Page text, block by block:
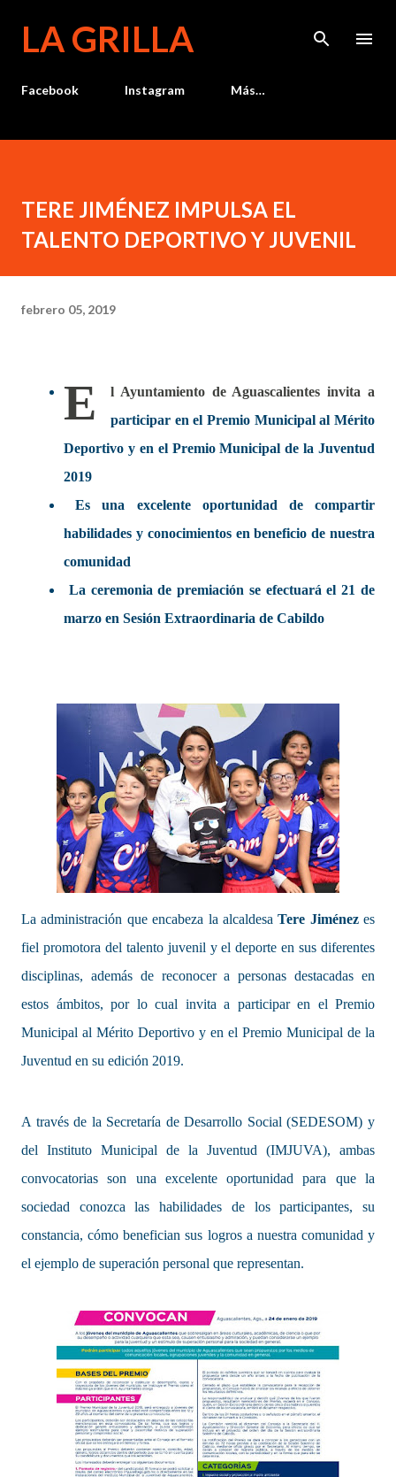
LA GRILLA
Facebook Instagram Más…
TERE JIMÉNEZ IMPULSA EL
TALENTO DEPORTIVO Y JUVENIL
febrero 05, 2019
E
l Ayuntamiento de Aguascalientes invita a
participar en el Premio Municipal al Mérito
Deportivo y en el Premio Municipal de la Juventud
2019
Es una excelente oportunidad de compartir
habilidades y conocimientos en beneficio de nuestra
comunidad
La ceremonia de premiación se efectuará el 21 de
marzo en Sesión Extraordinaria de Cabildo
La administración que encabeza la alcaldesaTere Jiménezes
fiel promotora del talento juvenil y el deporte en sus diferentes
disciplinas, además de reconocer a personas destacadas en
estos ámbitos, por lo cual invita a participar en el Premio
Municipal al Mérito Deportivo y en el Premio Municipal de la
Juventud en su edición 2019.
A través de la Secretaría de Desarrollo Social (SEDESOM) y
del Instituto Municipal de la Juventud (IMJUVA), ambas
convocatorias son una excelente oportunidad para que la
sociedad conozca las habilidades de los participantes, su
constancia, cómo benefician sus logros a nuestra comunidad y
el ejemplo de superación personal que representan.